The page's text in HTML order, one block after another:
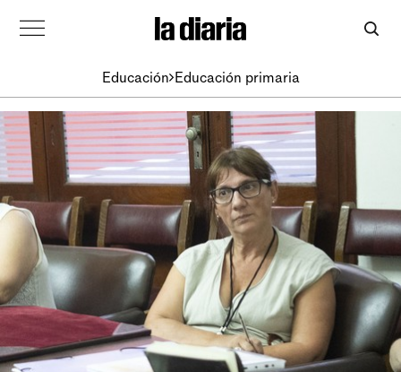
Educación Educación primaria